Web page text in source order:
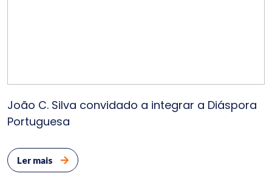
João C. Silva convidado a integrar a Diáspora
Portuguesa
Ler mais